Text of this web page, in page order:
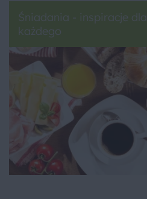
Śniadania - inspiracje dla
każdego